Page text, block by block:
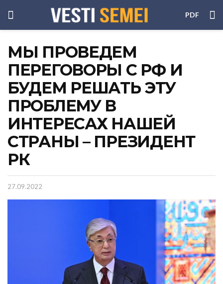
PDF
МЫ ПРОВЕДЕМ
ПЕРЕГОВОРЫ С РФ И
БУДЕМ РЕШАТЬ ЭТУ
ПРОБЛЕМУ В
ИНТЕРЕСАХ НАШЕЙ
СТРАНЫ – ПРЕЗИДЕНТ
РК
27.09.2022